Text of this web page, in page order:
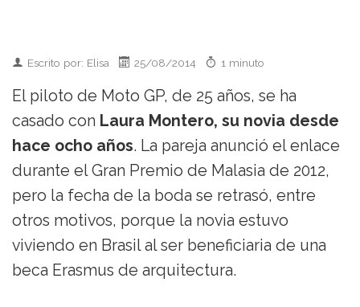
Escrito por: Elisa 25/08/2014 1 minuto
El piloto de Moto GP, de 25 años, se ha
casado con Laura Montero, su novia desde
hace ocho años. La pareja anunció el enlace
durante el Gran Premio de Malasia de 2012,
pero la fecha de la boda se retrasó, entre
otros motivos, porque la novia estuvo
viviendo en Brasil al ser beneficiaria de una
beca Erasmus de arquitectura.